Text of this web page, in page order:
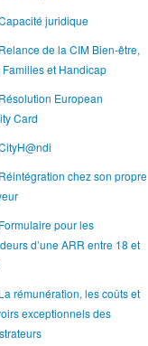
juridique
de la CIM Bien-être,
Familles et Handicap
European
Card
chez son propre
pour les
d’une ARR entre 18 et
rémunération, les coûts et
exceptionnels des